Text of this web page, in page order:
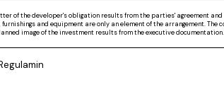
of the developer's obligation results from the parties' agreement
and equipment are only an element of the arrangement.
image of the investment results from the executive documentation.